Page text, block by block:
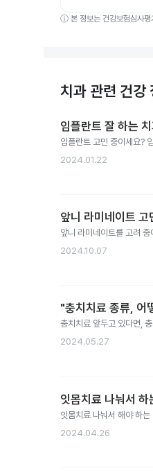
ⓘ 본 정보는 건강보험심사
치과 관련 건강
임플란트 잘 하는
임플란트 고민 중이세요?
2024.01.22
앞니 라미네이트
앞니 라미네이트를 고려
2024.10.07
"충치치료 종류, 어
충치치료 앞두고 있다면,
2024.05.27
잇몸치료 나눠서
잇몸치료 나눠서 해야 하
2024.04.26